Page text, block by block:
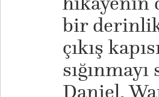
bir
çıkış
Daniel,